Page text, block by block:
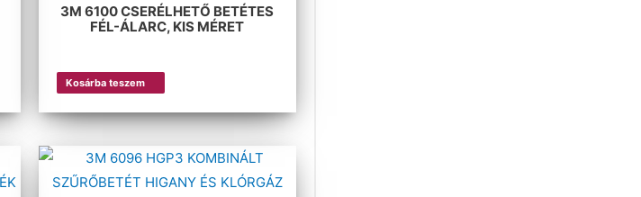
3M 6100 CSERÉLHETŐ BETÉTES
FÉL-ÁLARC, KIS MÉRET
Kosárba teszem